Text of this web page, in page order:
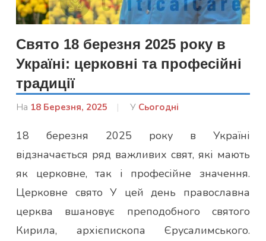
Свято 18 березня 2025 року в
Україні: церковні та професійні
традиції
На 18 Березня, 2025
Від
У Сьогодні
18 березня 2025 року в Україні
відзначається ряд важливих свят, які мають
як церковне, так і професійне значення.
Церковне свято У цей день православна
церква вшановує преподобного святого
Кирила, архієпископа Єрусалимського.